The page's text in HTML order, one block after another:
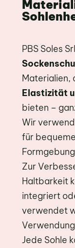
PBS Soles
Materialien,
Elastizität
bieten –
Wir
für
Zur
Haltbarkeit
integriert
verwendet
Jede Sohle